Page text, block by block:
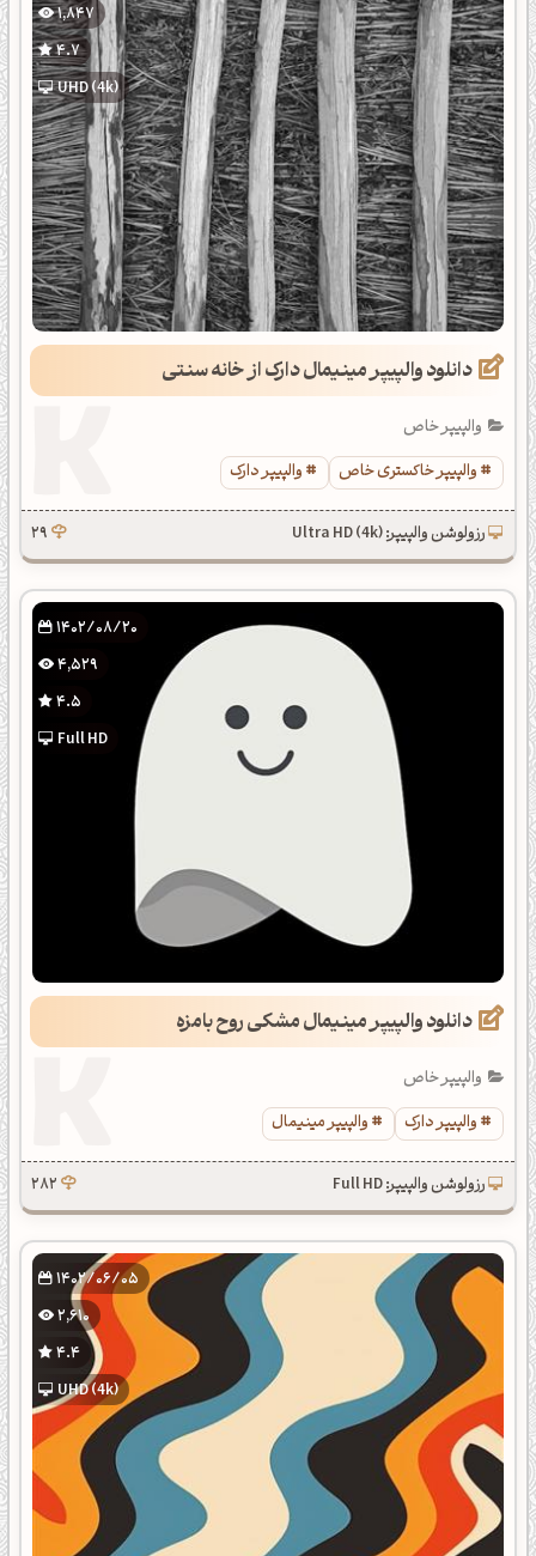
1,847
4.7
UHD (4k)
دانلود والپیپر مینیمال دارک از خانه سنتی
والپیپر خاص
والپیپر خاکستری خاص
والپیپر دارک
رزولوشن والپیپر: Ultra HD (4k) 29
1402/08/20
4,529
4.5
Full HD
دانلود والپیپر مینیمال مشکی روح بامزه
والپیپر خاص
والپیپر دارک
والپیپر مینیمال
رزولوشن والپیپر: Full HD 282
1402/06/05
2,610
4.4
UHD (4k)